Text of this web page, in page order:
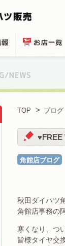
TOP ブロ
♥FREE
角館店ブログ
秋田ダイハツ
角館店事務の
寒くなり、つ
皆様タイヤ交